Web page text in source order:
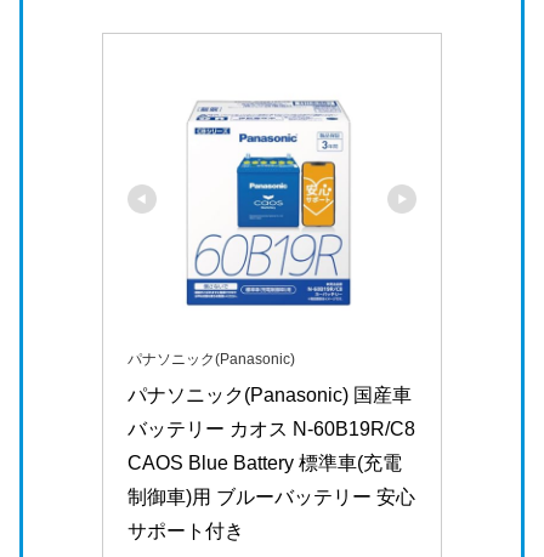
パナソニック(Panasonic)
パナソニック(Panasonic) 国産車
バッテリー カオス N-60B19R/C8
CAOS Blue Battery 標準車(充電
制御車)用 ブルーバッテリー 安心
サポート付き